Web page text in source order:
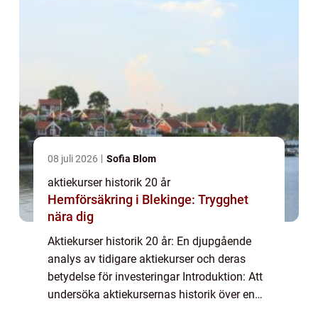
08 juli 2026 Sofia Blom
aktiekurser historik 20 år
Hemförsäkring i Blekinge: Trygghet
nära dig
Aktiekurser historik 20 år: En djupgående
analys av tidigare aktiekurser och deras
betydelse för investeringar Introduktion: Att
undersöka aktiekursernas historik över en